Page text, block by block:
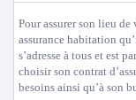
Pour assurer son lieu de
assurance habitation
s’adresse à tous et est
choisir son contrat
besoins ainsi qu’à son